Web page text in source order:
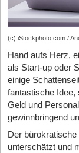
(c) iStockphoto.com /
Hand aufs Herz,
als Start-up oder
einige
fantastische Idee,
Geld und
gewinnbringend
Der
unterschätzt und